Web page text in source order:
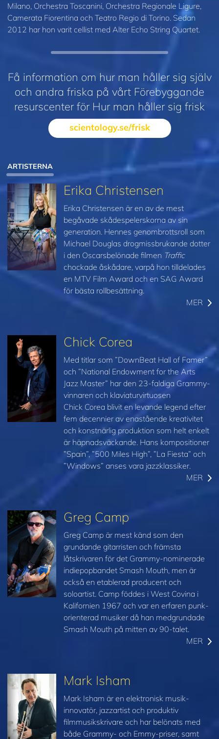
Milano, Orchestra Toscanini, Orchestra Regionale Ligure,
Camerata Fiorentina och Teatro Regio di Torino. Sedan
2012 har hon varit cellist med Alter Echo String Quartet.
Få information om hur man håller sig själv
och andra friska på vårt Förebyggande
resurscenter för Hur man håller sig frisk
scientology.se/frisk
ARTISTERNA
Erika Christensen
Erika Christensen är en av de mest
begåvade skådespelerskorna av sin
generation. Hennes genombrottsroll som
Michael Douglas drogmissbrukande dotter
i den Oscarsbelönade filmen Traffic
chockade åskådare, varpå hon tilldelades
en MTV Film Award och en SAG Award
för bästa rollbesättning.
MER
Chick Corea
Med titlar som ”DownBeat Hall of Famer”
och ”National Endowment for the Arts
Jazz Master” har den 23-faldiga Grammy-
vinnaren och klaviaturvirtuosen
Chick Corea blivit en levande legend efter
fem decennier av enastående kreativitet
och konstnärlig produktion som helt enkelt
är häpnadsväckande. Hans kompositioner
”Spain”, ”500 Miles High”, ”La Fiesta” och
”Windows” anses vara jazzklassiker.
MER
Greg Camp
Greg Camp är mest känd som den
grundande gitarristen och främsta
låtskrivaren för det Grammy-nominerade
indiepopbandet Smash Mouth, men är
också en etablerad producent och
soloartist. Camp föddes i West Covina i
Kalifornien 1967 och var en erfaren punk-
orienterad musiker då han medgrundade
Smash Mouth på mitten av 90-talet.
MER
Mark Isham
Mark Isham är en elektronisk musik-
innovatör, jazzartist och produktiv
filmmusikskrivare och har belönats med
både Grammy- och Emmy-priser, samt